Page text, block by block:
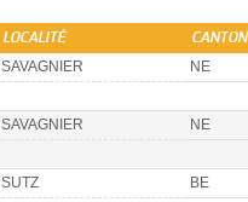
LOCALITÉ CANTON
SAVAGNIER NE
SAVAGNIER NE
SUTZ BE